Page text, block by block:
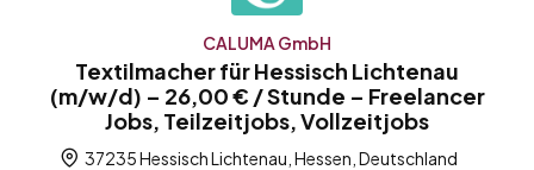
CALUMA GmbH
Textilmacher für Hessisch Lichtenau
(m/w/d) – 26,00 € / Stunde – Freelancer
Jobs, Teilzeitjobs, Vollzeitjobs
37235 Hessisch Lichtenau, Hessen, Deutschland